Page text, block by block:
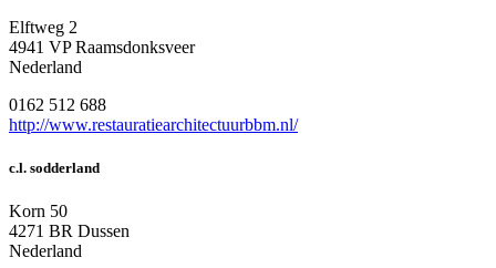
Elftweg 2
4941 VP Raamsdonksveer
Nederland
0162 512 688
http://www.restauratiearchitectuurbbm.nl/
c.l. sodderland
Korn 50
4271 BR Dussen
Nederland